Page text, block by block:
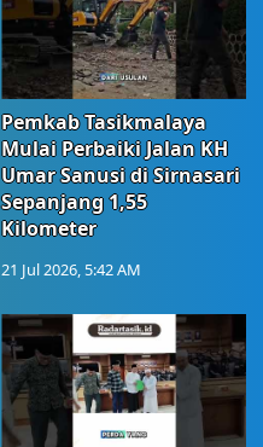
Pemkab Tasikmalaya
Mulai Perbaiki Jalan KH
Umar Sanusi di Sirnasari
Sepanjang 1,55
Kilometer
21 Jul 2026, 5:42 AM